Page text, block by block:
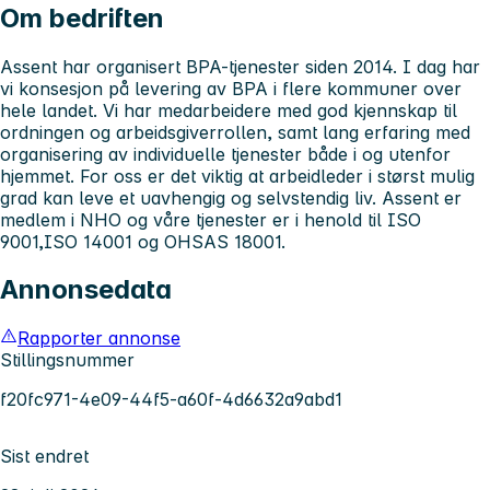
Om bedriften
Assent har organisert BPA-tjenester siden 2014. I dag har
vi konsesjon på levering av BPA i flere kommuner over
hele landet. Vi har medarbeidere med god kjennskap til
ordningen og arbeidsgiverrollen, samt lang erfaring med
organisering av individuelle tjenester både i og utenfor
hjemmet. For oss er det viktig at arbeidleder i størst mulig
grad kan leve et uavhengig og selvstendig liv. Assent er
medlem i NHO og våre tjenester er i henold til ISO
9001,ISO 14001 og OHSAS 18001.
Annonsedata
Rapporter annonse
Stillingsnummer
f20fc971-4e09-44f5-a60f-4d6632a9abd1
Sist endret